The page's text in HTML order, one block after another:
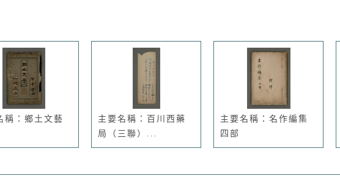
稱：鄉土文藝
主要名稱：百川西藥
局（三聯）...
主要名稱：名作編集
四部